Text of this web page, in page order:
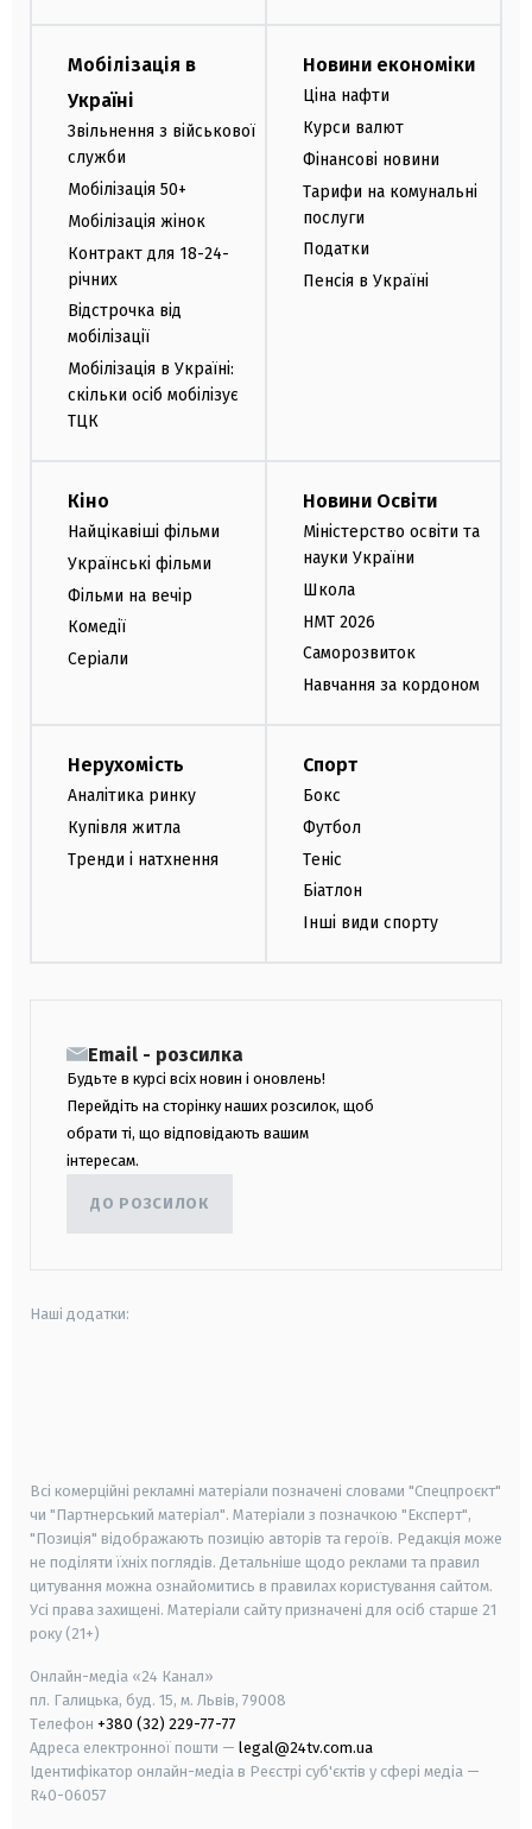
Мобілізація в
Україні
Звільнення з військової
служби
Мобілізація 50+
Мобілізація жінок
Контракт для 18-24-
річних
Відстрочка від
мобілізації
Мобілізація в Україні:
скільки осіб мобілізує
ТЦК
Новини економіки
Ціна нафти
Курси валют
Фінансові новини
Тарифи на комунальні
послуги
Податки
Пенсія в Україні
Кіно
Найцікавіші фільми
Українські фільми
Фільми на вечір
Комедії
Серіали
Новини Освіти
Міністерство освіти та
науки України
Школа
НМТ 2026
Саморозвиток
Навчання за кордоном
Нерухомість
Аналітика ринку
Купівля житла
Тренди і натхнення
Спорт
Бокс
Футбол
Теніс
Біатлон
Інші види спорту
Email - розсилка
Будьте в курсі всіх новин і оновлень!
Перейдіть на сторінку наших розсилок, щоб
обрати ті, що відповідають вашим
інтересам.
ДО РОЗСИЛОК
Наші додатки:
Всі комерційні рекламні матеріали позначені словами "Спецпроєкт"
чи "Партнерський матеріал". Матеріали з позначкою "Експерт",
"Позиція" відображають позицію авторів та героїв. Редакція може
не поділяти їхніх поглядів. Детальніше щодо реклами та правил
цитування можна ознайомитись в правилах користування сайтом.
Усі права захищені. Матеріали сайту призначені для осіб старше 21
року (21+)
Онлайн-медіа «24 Канал»
пл. Галицька, буд. 15, м. Львів, 79008
Телефон +380 (32) 229-77-77
Адреса електронної пошти — legal@24tv.com.ua
Ідентифікатор онлайн-медіа в Реєстрі суб'єктів у сфері медіа —
R40-06057